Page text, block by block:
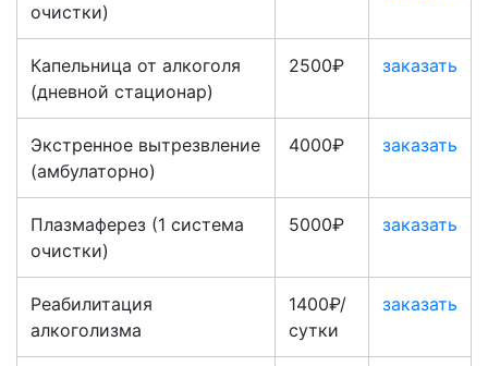
очистки)
Капельница от алкоголя
(дневной стационар)
2500₽ заказать
Экстренное вытрезвление
(амбулаторно)
4000₽ заказать
Плазмаферез (1 система
очистки)
5000₽ заказать
Реабилитация
алкоголизма
1400₽/
сутки
заказать